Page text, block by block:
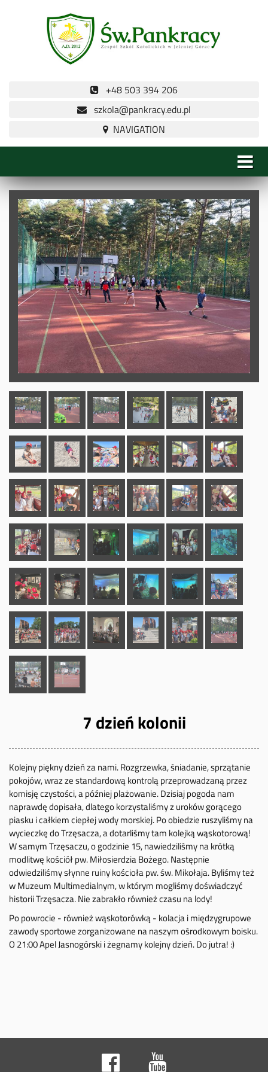
+48 503 394 206
szkola@pankracy.edu.pl
7 dzień kolonii
Kolejny piękny dzień za nami. Rozgrzewka, śniadanie, sprzątanie
pokojów, wraz ze standardową kontrolą przeprowadzaną przez
komisję czystości, a później plażowanie. Dzisiaj pogoda nam
naprawdę dopisała, dlatego korzystaliśmy z uroków gorącego
piasku i całkiem ciepłej wody morskiej. Po obiedzie ruszyliśmy na
wycieczkę do Trzęsacza, a dotarliśmy tam kolejką wąskotorową!
W samym Trzęsaczu, o godzinie 15, nawiedziliśmy na krótką
modlitwę kościół pw. Miłosierdzia Bożego. Następnie
odwiedziliśmy słynne ruiny kościoła pw. św. Mikołaja. Byliśmy też
w Muzeum Multimedialnym, w którym mogliśmy doświadczyć
historii Trzęsacza. Nie zabrakło również czasu na lody!
Po powrocie - również wąskotorówką - kolacja i międzygrupowe
zawody sportowe zorganizowane na naszym ośrodkowym boisku.
O 21:00 Apel Jasnogórski i żegnamy kolejny dzień. Do jutra! :)